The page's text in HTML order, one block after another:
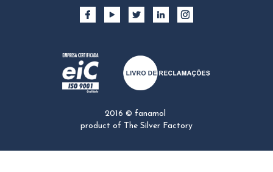
2016 © fanamol
product of
The Silver Factory